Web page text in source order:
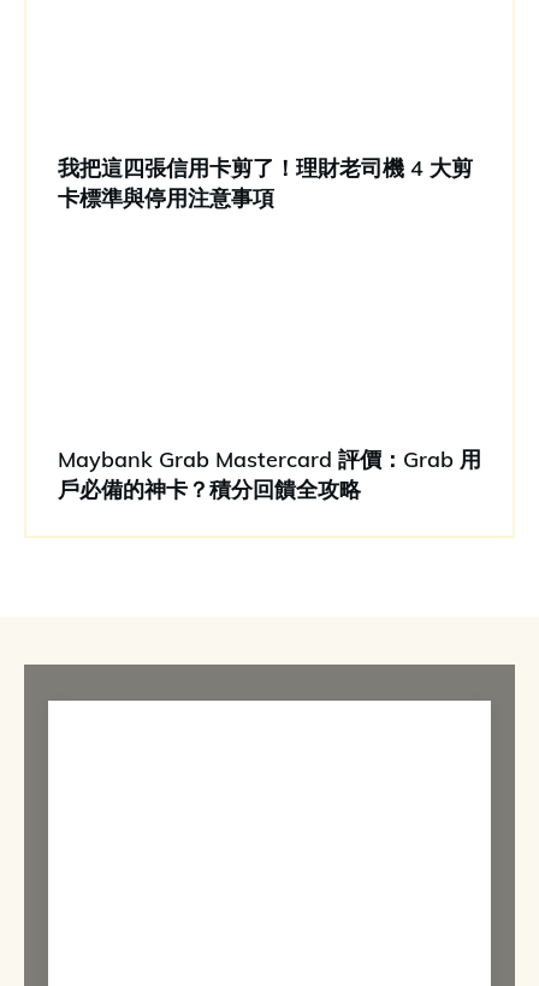
我把這四張信用卡剪了！理財老司機 4 大剪
卡標準與停用注意事項
Maybank Grab Mastercard 評價：Grab 用
戶必備的神卡？積分回饋全攻略